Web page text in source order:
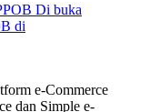
Di buka
di
e-Commerce
dan Simple e-